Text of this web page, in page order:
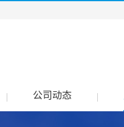
公司动态